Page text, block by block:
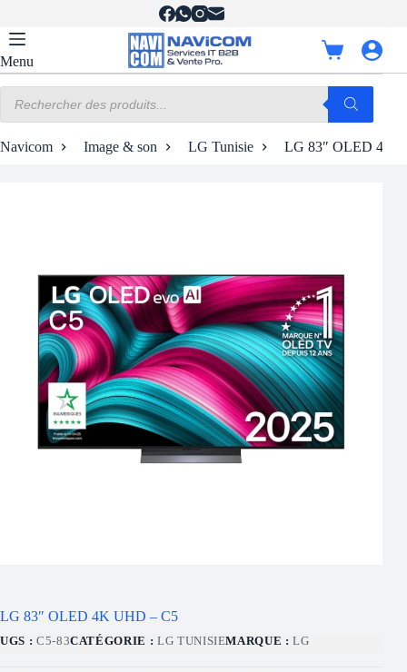
contenu
Menu
Panier
d’achat
produits
Navicom Image & son LG Tunisie LG 83″ OLED 4K
LG 83″ OLED 4K UHD – C5
UGS : C5-83CATÉGORIE : LG TUNISIEMARQUE :LG